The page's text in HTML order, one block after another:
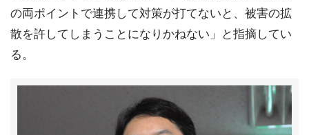
の両ポイントで連携して対策が打てないと、被害の拡
散を許してしまうことになりかねない」と指摘してい
る。